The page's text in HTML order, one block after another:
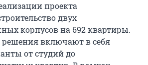
проекта
двух
корпусов на 692 квартиры.
включают в себя
от студий до